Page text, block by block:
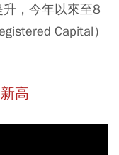
，今年以來至8
Capital）
高